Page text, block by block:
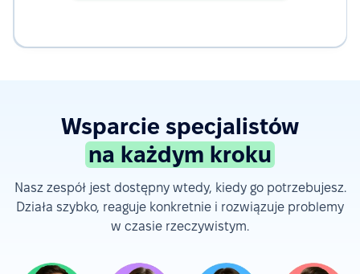
Wsparcie specjalistów
na każdym kroku
Nasz zespół jest dostępny wtedy, kiedy go potrzebujesz.
Działa szybko, reaguje konkretnie i rozwiązuje problemy
w czasie rzeczywistym.